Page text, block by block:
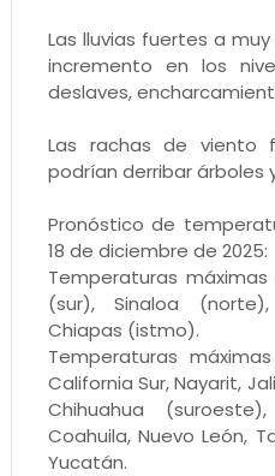
Las lluvias fuertes a
incremento en los
deslaves,
Las rachas de viento
podrían derribar árboles
Pronóstico de
18 de diciembre de 2025:
Temperaturas
(sur), Sinaloa
Chiapas (istmo).
Temperaturas
California Sur, Nayarit,
Chihuahua
Coahuila, Nuevo León,
Yucatán.